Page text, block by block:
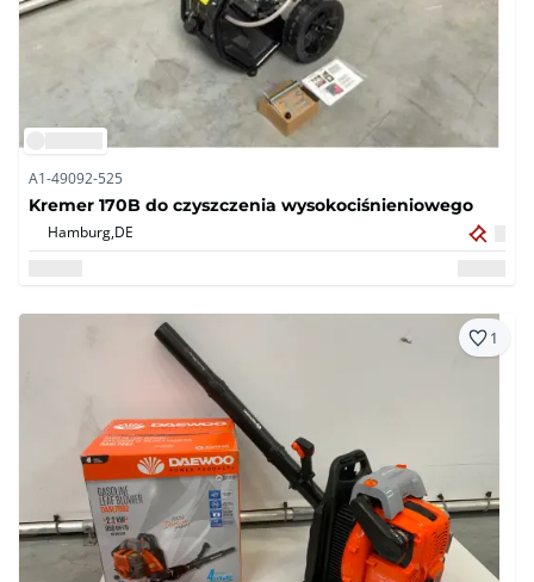
A1-49092-525
Kremer 170B do czyszczenia wysokociśnieniowego
Hamburg,DE
1